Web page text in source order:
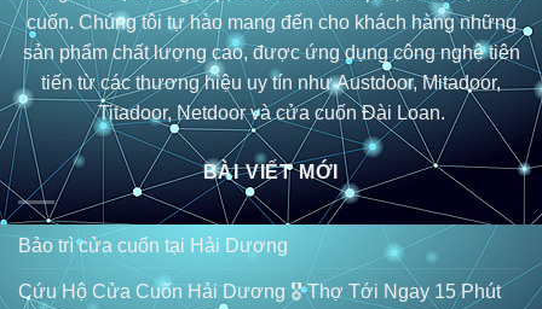
cuốn. Chúng tôi tự hào mang đến cho khách hàng những
sản phẩm chất lượng cao, được ứng dụng công nghệ tiên
tiến từ các thương hiệu uy tín như Austdoor, Mitadoor,
Titadoor, Netdoor và cửa cuốn Đài Loan.
BÀI VIẾT MỚI
Bảo trì cửa cuốn tại Hải Dương
Cứu Hộ Cửa Cuốn Hải Dương 🎖️ Thợ Tới Ngay 15 Phút